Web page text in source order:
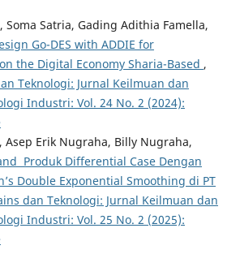
Soma Satria, Gading Adithia Famella,
Go-DES with ADDIE for
the Digital Economy Sharia-Based ,
Teknologi: Jurnal Keilmuan dan
Industri: Vol. 24 No. 2 (2024):
Asep Erik Nugraha, Billy Nugraha,
Produk Differential Case Dengan
Double Exponential Smoothing di PT
dan Teknologi: Jurnal Keilmuan dan
Industri: Vol. 25 No. 2 (2025):